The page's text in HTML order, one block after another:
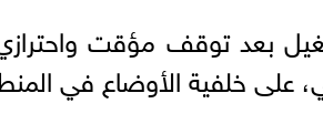
بعد توقف مؤقت